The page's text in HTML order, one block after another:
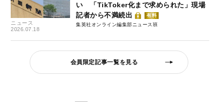
ニュース
2026.07.18
い 「TikToker化まで求められた」現場
記者から不満続出
有料
集英社オンライン編集部ニュース班
会員限定記事一覧を見る